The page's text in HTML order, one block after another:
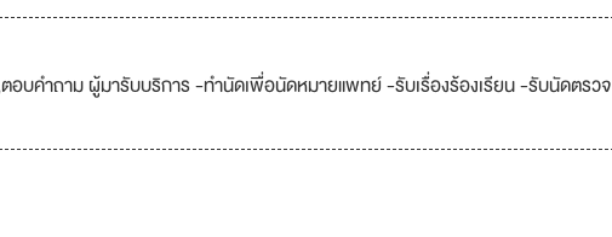
อบคำถาม ผู้มารับบริการ -ทำนัดเพื่อนัดหมายแพทย์ -รับเรื่องร้องเรียน -รับนัดตรวจ